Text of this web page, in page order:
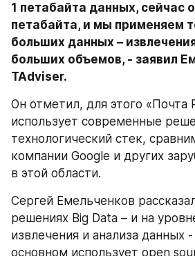
1 петабайта данных, сейчас
петабайта, и мы применяем
больших данных –
больших объемов, - заявил
TAdviser.
Он отметил, для этого «Почта
использует современные
технологический стек,
компании Google и других
в этой области.
Сергей Емельченков
решениях Big Data – и на
извлечения и анализа данных
основном использует open